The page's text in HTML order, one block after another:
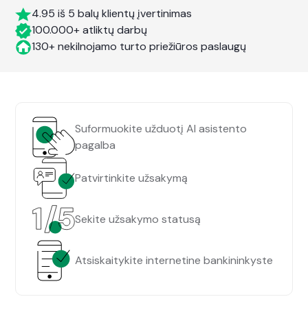
4.95 iš 5 balų klientų įvertinimas
100.000+ atliktų darbų
130+ nekilnojamo turto priežiūros paslaugų
Suformuokite užduotį AI asistento
pagalba
Patvirtinkite užsakymą
Sekite užsakymo statusą
Atsiskaitykite internetine bankininkyste